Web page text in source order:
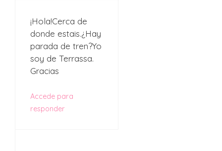
¡Hola!Cerca de
donde estais.¿Hay
parada de tren?Yo
soy de Terrassa.
Gracias
Accede para
responder